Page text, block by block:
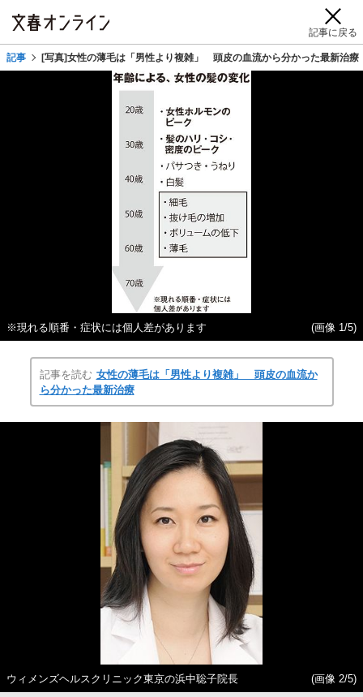
記事に戻る
記事 [写真]女性の薄毛は「男性より複雑」 頭皮の血流から分かった最新治療
※現れる順番・症状には個人差があります (画像 1/5)
記事を読む 女性の薄毛は「男性より複雑」 頭皮の血流か
ら分かった最新治療
ウィメンズヘルスクリニック東京の浜中聡子院長
(画像 2/5)